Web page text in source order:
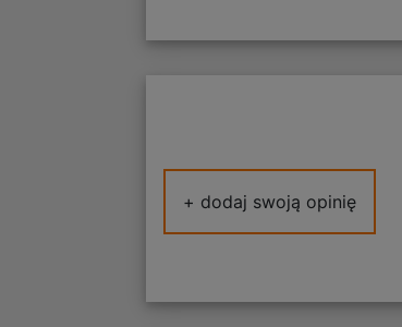
+ dodaj swoją opinię